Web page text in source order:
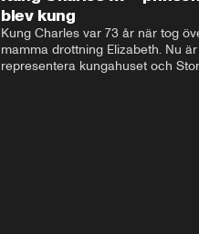
blev kung
Kung Charles var 73 år när tog
mamma drottning Elizabeth. Nu
representera kungahuset och